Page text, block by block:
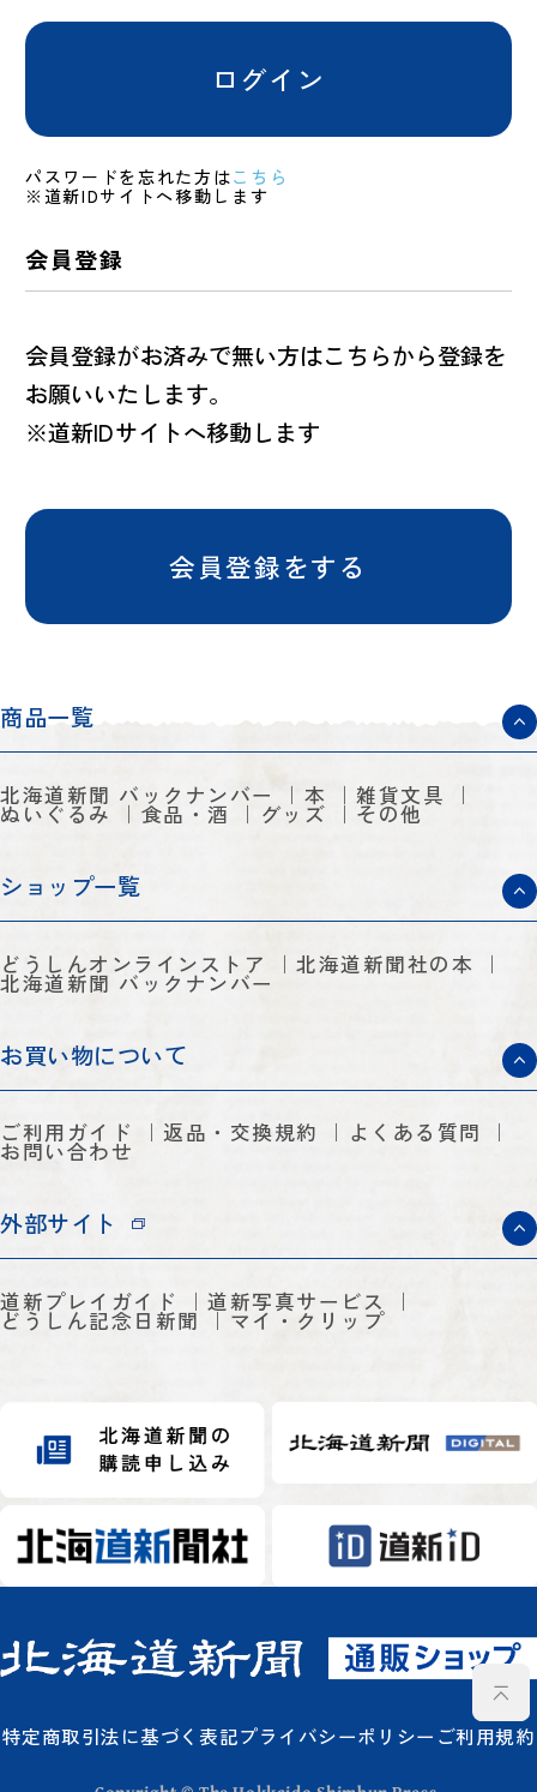
ログイン
パスワードを忘れた方はこちら
※道新IDサイトへ移動します
会員登録
会員登録がお済みで無い方はこちらから登録を
お願いいたします。
※道新IDサイトへ移動します
会員登録をする
商品一覧
北海道新聞 バックナンバー 本 雑貨文具
ぬいぐるみ 食品・酒 グッズ その他
ショップ一覧
どうしんオンラインストア 北海道新聞社の本
北海道新聞 バックナンバー
お買い物について
ご利用ガイド 返品・交換規約 よくある質問
お問い合わせ
外部サイト
道新プレイガイド 道新写真サービス
どうしん記念日新聞 マイ・クリップ
特定商取引法に基づく表記プライバシーポリシー ご利用規約